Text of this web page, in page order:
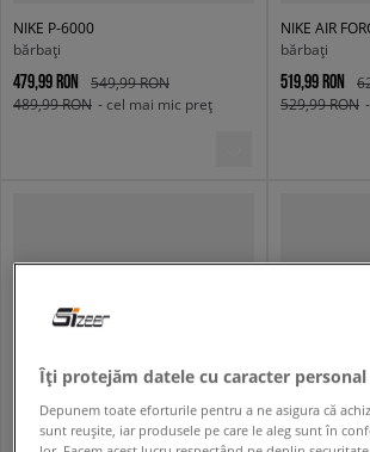
NIKE P-6000
bărbați
479,99 RON
549,99 RON
489,99 RON - cel mai mic preț
NIKE AIR
bărbați
519,99 RON
529,99 RON
Îți protejăm datele cu caracter personal
Depunem toate eforturile pentru a ne asigura că
sunt reușite, iar produsele pe care le aleg sunt în